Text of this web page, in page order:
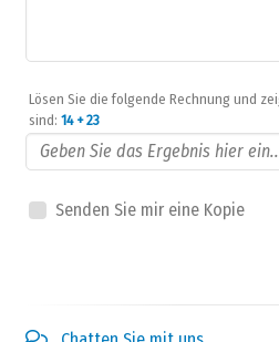
Lösen Sie die folgende Rechnung und
sind: 14 + 23
Senden Sie mir eine Kopie